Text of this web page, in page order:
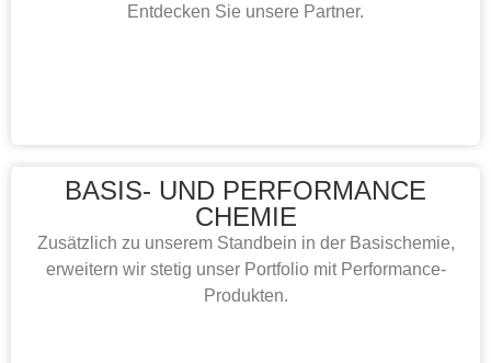
Entdecken Sie unsere Partner.
BASIS- UND PERFORMANCE
CHEMIE
Zusätzlich zu unserem Standbein in der Basischemie,
erweitern wir stetig unser Portfolio mit Performance-
Produkten.